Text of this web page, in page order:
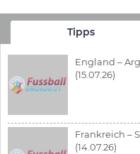
Tipps
England –
(15.07.26)
Frankreich –
(14.07.26)